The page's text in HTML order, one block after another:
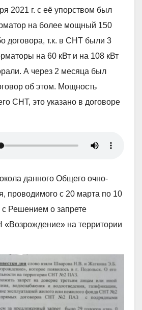
2021 г. с её упорством был
на более мощный 150
договора, т.к. в СНТ были 3
на 60 кВт и на 108 кВт
А через 2 месяца был
об этом. Мощность
СНТ, это указано в договоре
данного Общего очно-
проводимого с 20 марта по 10
с Решением о запрете
«Возрождение» на территории